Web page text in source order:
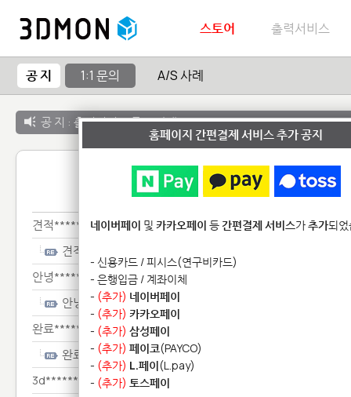
스토어 출력서비스
공 지 1:1 문의 A/S 사례
공 지 : 출력서비스 종료 안내
1:1 문
견적*******
견적*******
안녕****************
안녕****************
완료*************************************************
완료
3d*************
홈페이지 간편결제 서비스 추가 공지
네이버페이 및 카카오페이 등간편결제 서비스가추가되
- 신용카드 / 피시스(연구비카드)
- 은행입금 / 계좌이체
- (추가) 네이버페이
- (추가) 카카오페이
- (추가) 삼성페이
- (추가) 페이코(PAYCO)
- (추가) L.페이(L.pay)
- (추가) 토스페이